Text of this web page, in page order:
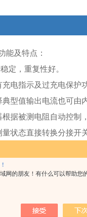
网的朋友！有什么可以帮助您
能及特点：
定，重复性好。
电指示及过充电保护
型值输出电流也可
据被测电阻自动控制
状态直接转换分接
动判断测试线虚接、
冲击，具有自动放电